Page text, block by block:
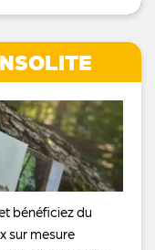
bénéficiez du
sur mesure